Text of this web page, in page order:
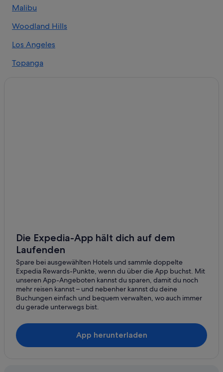
Hotels mit Aussicht in Hidden Hills
Hidden Hills: Hotels
Hotels nahe Malibu Hindu Temple
Private Ferienhäuser in Malibu
Villen in Malibu
Oak Park Hotels
Extended Stay America Hotels in Reseda
Villen in Reseda
Villen in Tarzana
Hotels nahe Westfield Promenade Shopping Mall
Westlake Village Hotels
Malibu
Woodland Hills
Los Angeles
Topanga
Die Expedia-App hält dich auf dem
Laufenden
Spare bei ausgewählten Hotels und sammle doppelte
Expedia Rewards-Punkte, wenn du über die App buchst. Mit
unseren App-Angeboten kannst du sparen, damit du noch
mehr reisen kannst – und nebenher kannst du deine
Buchungen einfach und bequem verwalten, wo auch immer
du gerade unterwegs bist.
App herunterladen